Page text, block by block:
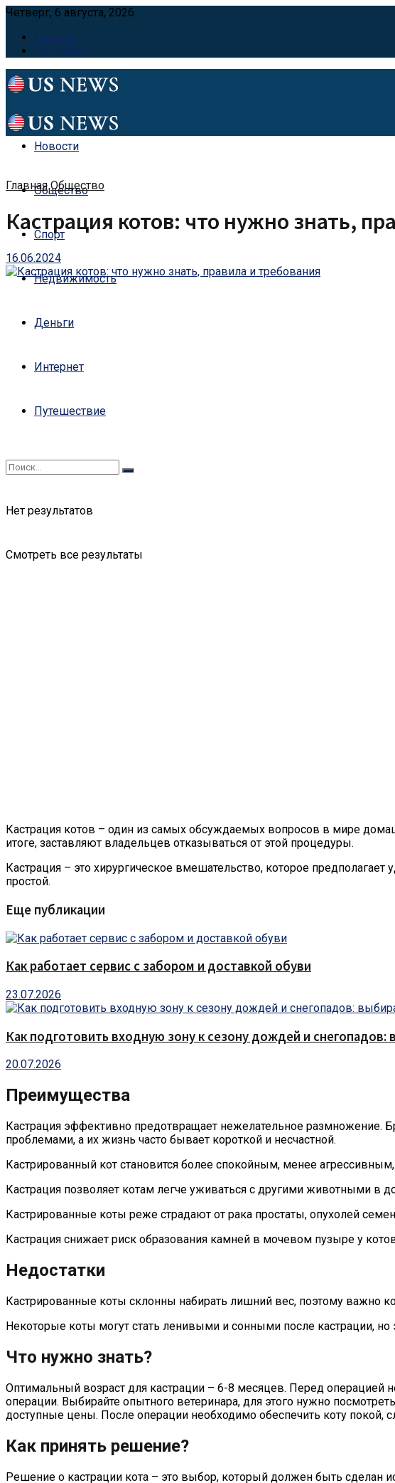
Четверг, 6 августа, 2026
Главная
Контакты
Новости
Общество
Спорт
Недвижимость
Деньги
Интернет
Путешествие
Нет результатов
Смотреть все результаты
Главная Общество
Кастрация котов: что нужно знать,
16.06.2024
Кастрация котов – один из самых обсуждаемых вопросов в мире
итоге, заставляют владельцев отказываться от этой процедуры.
Кастрация – это хирургическое вмешательство, которое
простой.
Еще публикации
Как работает сервис с забором и доставкой обуви
23.07.2026
Как подготовить входную зону к сезону дождей и
20.07.2026
Преимущества
Кастрация эффективно предотвращает нежелательное размножение.
проблемами, а их жизнь часто бывает короткой и несчастной.
Кастрированный кот становится более спокойным, менее
Кастрация позволяет котам легче уживаться с другими животными в
Кастрированные коты реже страдают от рака простаты, опухолей
Кастрация снижает риск образования камней в мочевом пузыре у
Недостатки
Кастрированные коты склонны набирать лишний вес, поэтому важно
Некоторые коты могут стать ленивыми и сонными после кастрации, но
Что нужно знать?
Оптимальный возраст для кастрации – 6-8 месяцев. Перед операцией
операции. Выбирайте опытного ветеринара, для этого нужно
доступные цены. После операции необходимо обеспечить коту покой,
Как принять решение?
Решение о кастрации кота – это выбор, который должен быть сделан